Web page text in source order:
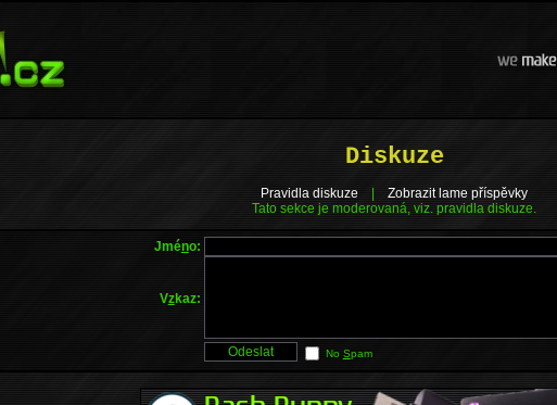
Diskuze
Pravidla diskuze
Zobrazit lame příspěvky
Tato sekce je moderovaná, viz. pravidla diskuze.
Jméno:
Vzkaz:
No Spam